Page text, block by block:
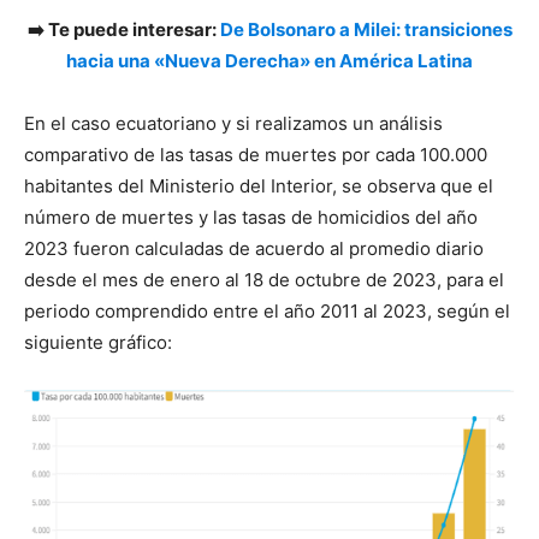
➡️ Te puede interesar: De Bolsonaro a Milei: transiciones
hacia una «Nueva Derecha» en América Latina
En el caso ecuatoriano y si realizamos un análisis
comparativo de las tasas de muertes por cada 100.000
habitantes del Ministerio del Interior, se observa que el
número de muertes y las tasas de homicidios del año
2023 fueron calculadas de acuerdo al promedio diario
desde el mes de enero al 18 de octubre de 2023, para el
periodo comprendido entre el año 2011 al 2023, según el
siguiente gráfico: